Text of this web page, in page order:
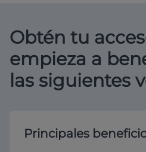
Obtén tu
empieza a
las siguientes
Principales